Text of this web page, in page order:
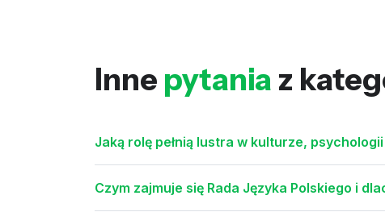
Inne pytania z
Jaką rolę pełnią lustra w kulturze,
Czym zajmuje się Rada Języka Polskiego i